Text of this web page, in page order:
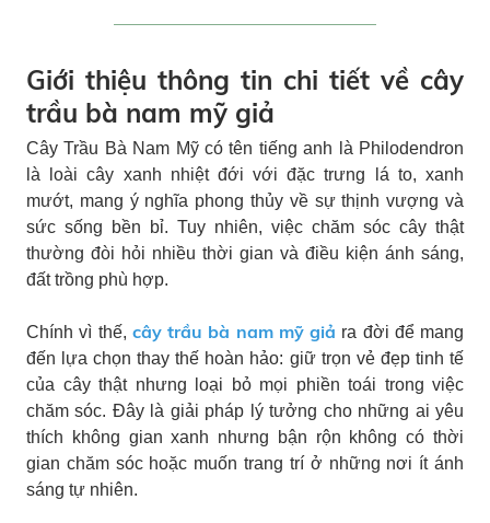
Giới thiệu thông tin chi tiết về cây
trầu bà nam mỹ giả
Cây Trầu Bà Nam Mỹ có tên tiếng anh là Philodendron
là loài cây xanh nhiệt đới với đặc trưng lá to, xanh
mướt, mang ý nghĩa phong thủy về sự thịnh vượng và
sức sống bền bỉ. Tuy nhiên, việc chăm sóc cây thật
thường đòi hỏi nhiều thời gian và điều kiện ánh sáng,
đất trồng phù hợp.
Chính vì thế, cây trầu bà nam mỹ giả ra đời để mang
đến lựa chọn thay thế hoàn hảo: giữ trọn vẻ đẹp tinh tế
của cây thật nhưng loại bỏ mọi phiền toái trong việc
chăm sóc. Đây là giải pháp lý tưởng cho những ai yêu
thích không gian xanh nhưng bận rộn không có thời
gian chăm sóc hoặc muốn trang trí ở những nơi ít ánh
sáng tự nhiên.